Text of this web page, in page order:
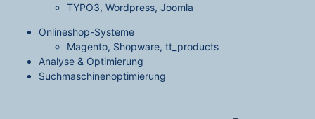
TYPO3, Wordpress, Joomla
Onlineshop-Systeme
Magento, Shopware, tt_products
Analyse & Optimierung
Suchmaschinenoptimierung